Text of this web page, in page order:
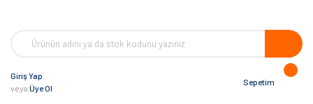
Giriş Yap
veya Üye Ol
Sepetim